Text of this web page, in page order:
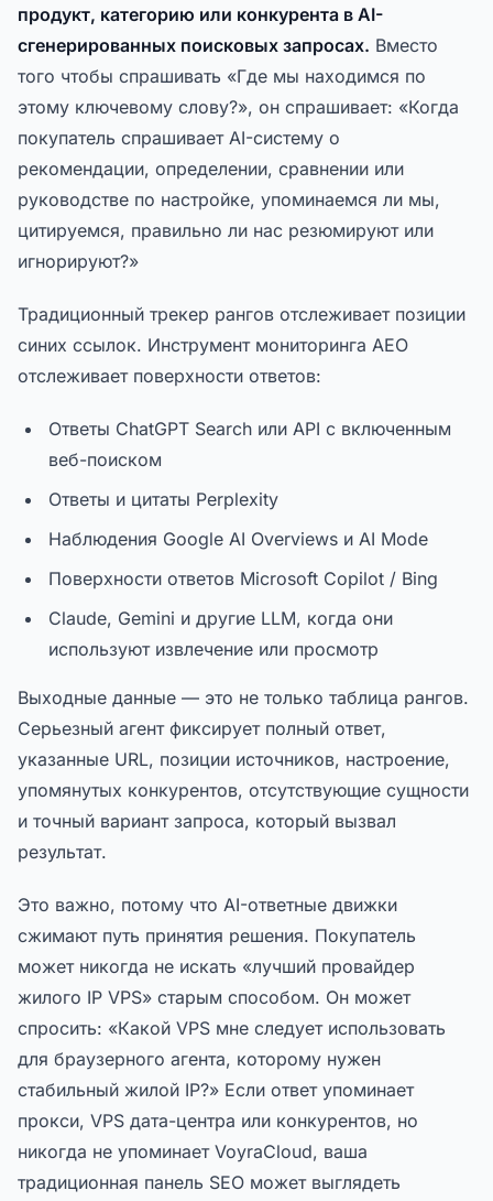
продукт, категорию или конкурента в AI-
сгенерированных поисковых запросах. Вместо
того чтобы спрашивать «Где мы находимся по
этому ключевому слову?», он спрашивает: «Когда
покупатель спрашивает AI-систему о
рекомендации, определении, сравнении или
руководстве по настройке, упоминаемся ли мы,
цитируемся, правильно ли нас резюмируют или
игнорируют?»
Традиционный трекер рангов отслеживает позиции
синих ссылок. Инструмент мониторинга AEO
отслеживает поверхности ответов:
Ответы ChatGPT Search или API с включенным
веб-поиском
Ответы и цитаты Perplexity
Наблюдения Google AI Overviews и AI Mode
Поверхности ответов Microsoft Copilot / Bing
Claude, Gemini и другие LLM, когда они
используют извлечение или просмотр
Выходные данные — это не только таблица рангов.
Серьезный агент фиксирует полный ответ,
указанные URL, позиции источников, настроение,
упомянутых конкурентов, отсутствующие сущности
и точный вариант запроса, который вызвал
результат.
Это важно, потому что AI-ответные движки
сжимают путь принятия решения. Покупатель
может никогда не искать «лучший провайдер
жилого IP VPS» старым способом. Он может
спросить: «Какой VPS мне следует использовать
для браузерного агента, которому нужен
стабильный жилой IP?» Если ответ упоминает
прокси, VPS дата-центра или конкурентов, но
никогда не упоминает VoyraCloud, ваша
традиционная панель SEO может выглядеть